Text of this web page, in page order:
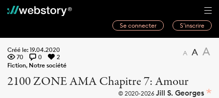
Se connecter S’inscrire
Concours
Créé le: 19.04.2020
70
0
2
Fiction, Notre société
A A A
2100 ZONE AMA Chapitre 7: Amour
© 2020-2026 Jill S. Georges